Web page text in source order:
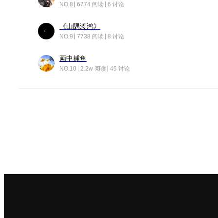
NO.8 6774 阅读 6 讨论
《山隅渡鸿》
NO.9 7738 阅读 8 讨论
画中捕鱼
NO.10 2.2w 阅读 49 讨论